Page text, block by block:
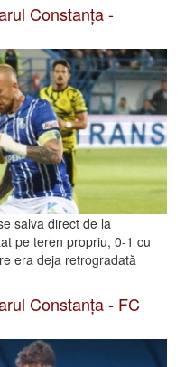
Constanța -
salva direct de la
pe teren propriu, 0-1 cu
era deja retrogradată
Constanța - FC